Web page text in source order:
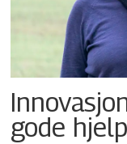
gode